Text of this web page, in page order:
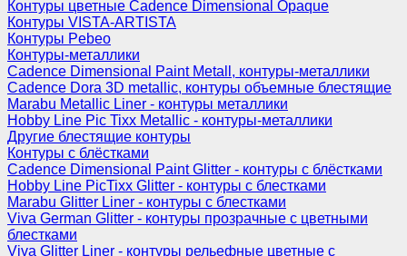
Контуры цветные Cadence Dimensional Opaque
Контуры VISTA-ARTISTA
Контуры Pebeo
Контуры-металлики
Cadence Dimensional Paint Metall, контуры-металлики
Cadence Dora 3D metallic, контуры объемные блестящие
Marabu Metallic Liner - контуры металлики
Hobby Line Pic Tixx Metallic - контуры-металлики
Другие блестящие контуры
Контуры с блёстками
Cadence Dimensional Paint Glitter - контуры с блёстками
Hobby Line PicTixx Glitter - контуры с блестками
Marabu Glitter Liner - контуры с блестками
Viva German Glitter - контуры прозрачные с цветными
блестками
Viva Glitter Liner - контуры рельефные цветные с